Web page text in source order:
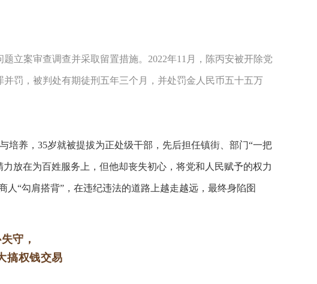
立案审查调查并采取留置措施。2022年11月，陈丙安被开除党
罚，被判处有期徒刑五年三个月，并处罚金人民币五十五万
培养，35岁就被提拔为正处级干部，先后担任镇街、部门“一把
放在为百姓服务上，但他却丧失初心，将党和人民赋予的权力
“勾肩搭背”，在违纪违法的道路上越走越远，最终身陷囹
守，
搞权钱交易